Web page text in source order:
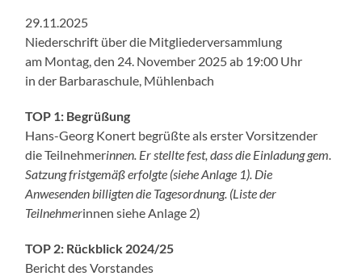
29.11.2025
Niederschrift über die Mitgliederversammlung
am Montag, den 24. November 2025 ab 19:00 Uhr
in der Barbaraschule, Mühlenbach
TOP 1: Begrüßung
Hans-Georg Konert begrüßte als erster Vorsitzender
die Teilnehmerinnen. Er stellte fest, dass die Einladung gem.
Satzung fristgemäß erfolgte (siehe Anlage 1). Die
Anwesenden billigten die Tagesordnung. (Liste der
Teilnehmerinnen siehe Anlage 2)
TOP 2: Rückblick 2024/25
Bericht des Vorstandes